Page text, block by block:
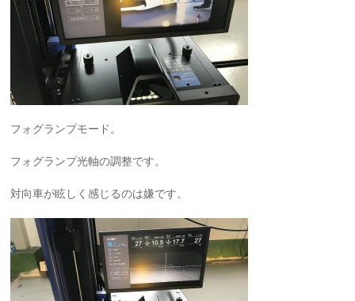
フォグランプモード。
フォグランプ光軸の調整です。
対向車が眩しく感じるのは嫌です。